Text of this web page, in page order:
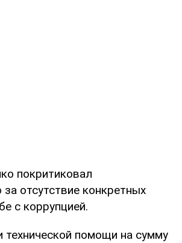
покритиковал
за отсутствие конкретных
с коррупцией.
помощи на сумму